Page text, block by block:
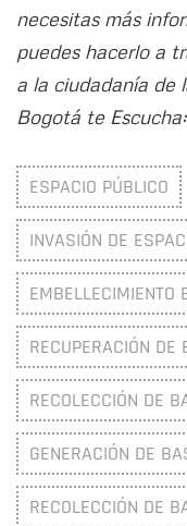
necesitas más
puedes hacerlo a
a la ciudadanía de
Bogotá te Escucha:
ESPACIO PÚBLICO
INVASIÓN DE
EMBELLECIMIENTO
RECUPERACIÓN DE
RECOLECCIÓN DE
GENERACIÓN DE
RECOLECCIÓN DE